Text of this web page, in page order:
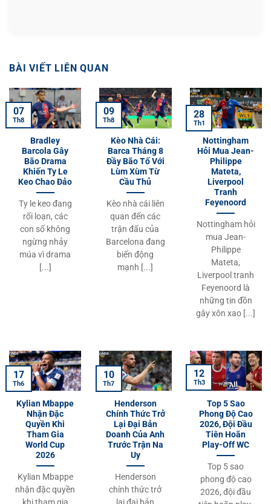
BÀI VIẾT LIÊN QUAN
Bradley
Barcola Gây
Bão Drama
Khiến Ty Le
Keo Chao Đảo
Ty le keo đang
rối loạn, các
con số không
ngừng nhảy
múa vì drama
[...]
07
Th8
Kèo Nhà Cái:
Barca Tháng 8
Đầy Bão Tố Với
Lùm Xùm Từ
Cầu Thủ
Kèo nhà cái liên
quan đến các
trận đấu của
Barcelona đang
biến động
mạnh [...]
09
Th8
Nottingham
Hỏi Mua Jean-
Philippe
Mateta,
Liverpool
Tranh
Feyenoord
Nottingham hỏi
mua Jean-
Philippe
Mateta,
Liverpool tranh
Feyenoord là
những tin đồn
gây xôn xao [...]
28
Th1
Kylian Mbappe
Nhận Đặc
Quyền Khi
Tham Gia
World Cup
2026
Kylian Mbappe
nhận đặc quyền
khi tham gia
17
Th6
Henderson
Chính Thức Trở
Lại Đại Bản
Doanh Của Anh
Trước Trận Na
Uy
Henderson
chính thức trở
lại đại bản
10
Th7
Top 5 Sao
Phong Độ Cao
2026, Đội Đầu
Tiên Hoãn
Play-Off WC
Top 5 sao
phong độ cao
2026, đội đầu
12
Th3